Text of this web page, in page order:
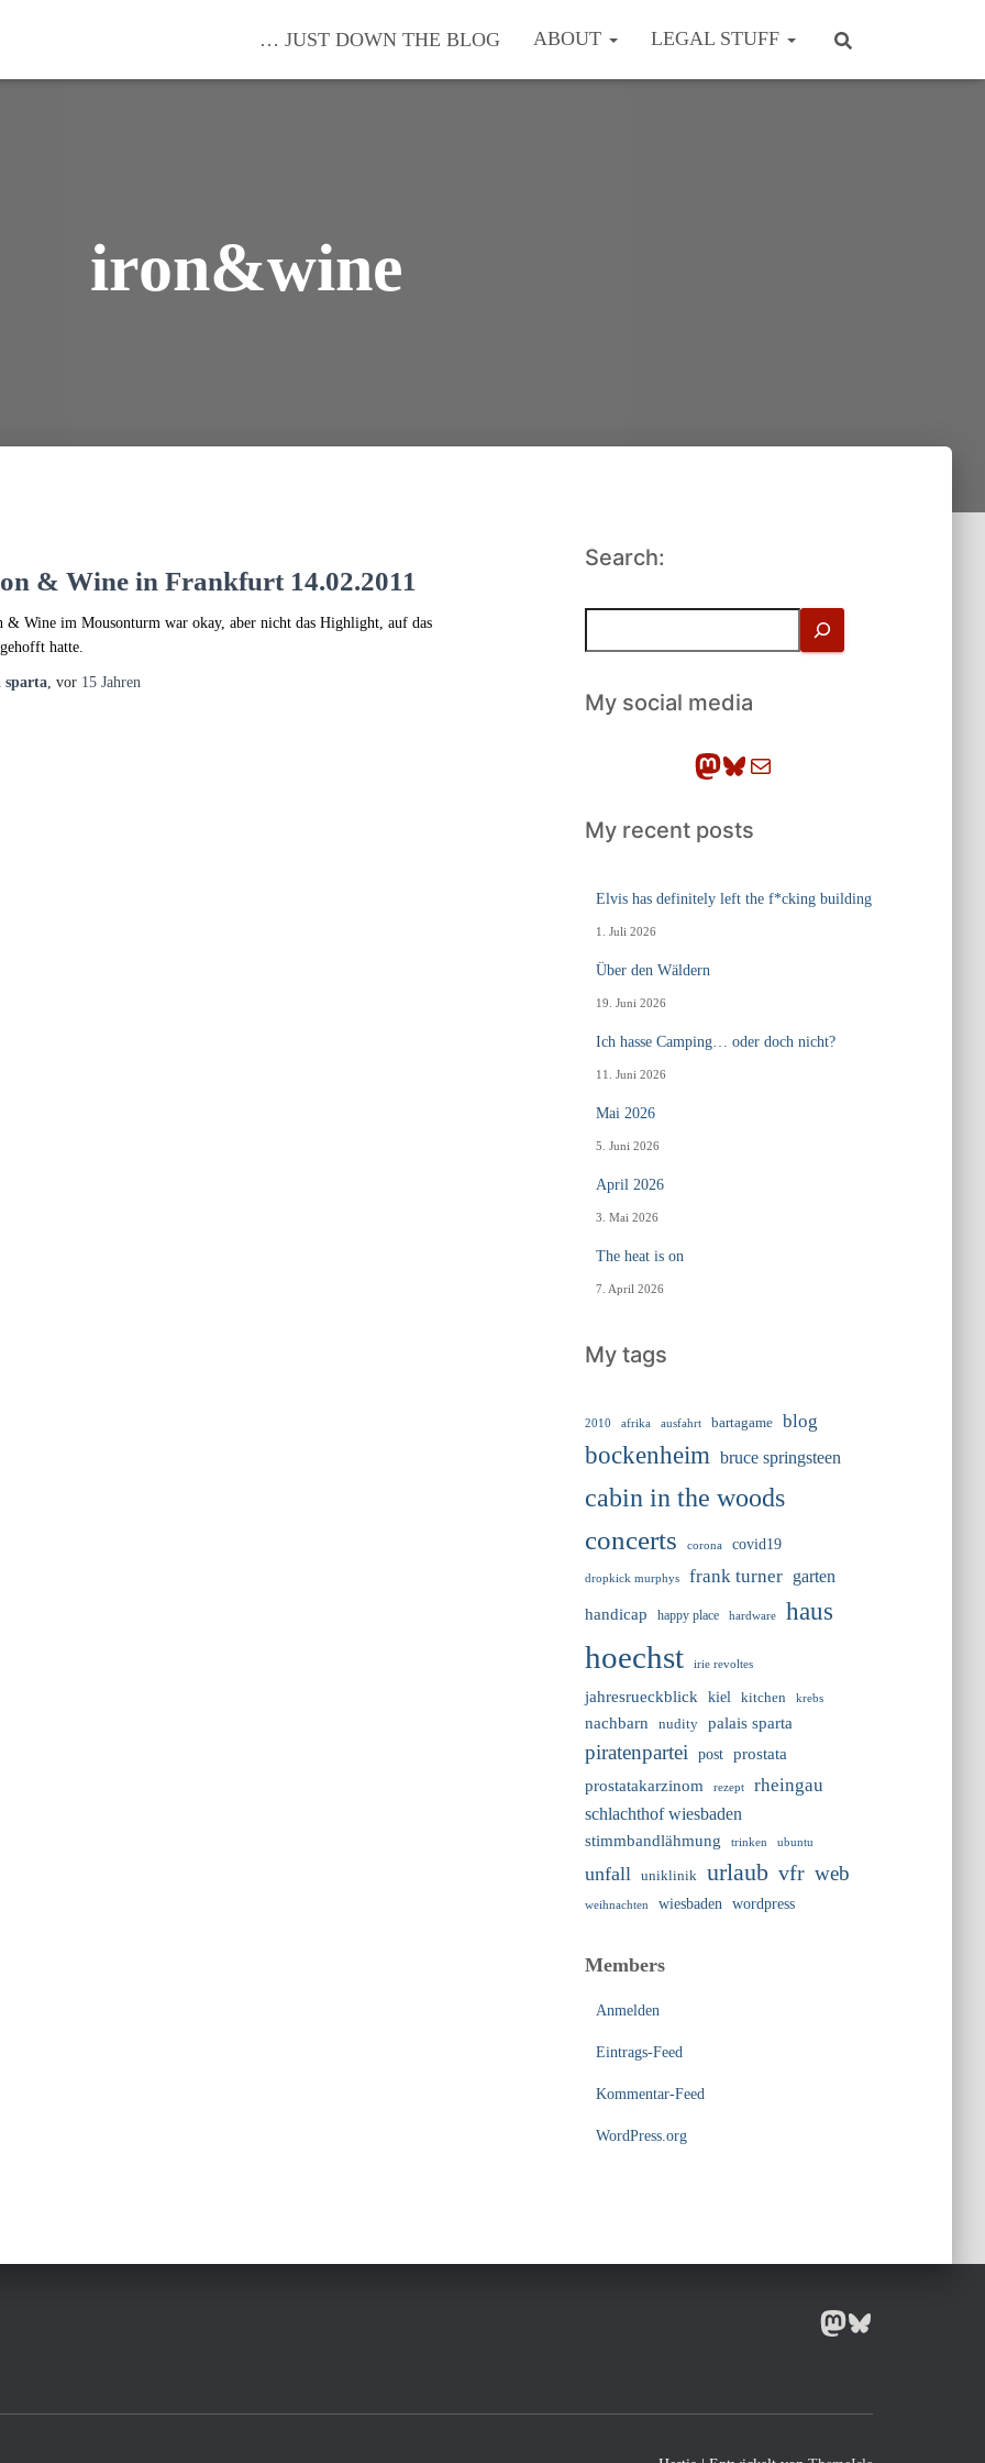
… JUST DOWN THE BLOG ABOUT LEGAL STUFF
iron&wine
& Wine in Frankfurt 14.02.2011
& Wine im Mousonturm war okay, aber nicht das Highlight, auf das
hatte.
sparta, vor 15 Jahren
Search:
h
eMy social media
Mastodon Bluesky E-Mail
My recent posts
Elvis has definitely left the f*cking building
1. Juli 2026
Über den Wäldern
19. Juni 2026
Ich hasse Camping… oder doch nicht?
11. Juni 2026
Mai 2026
5. Juni 2026
April 2026
3. Mai 2026
The heat is on
7. April 2026
My tags
2010 afrika ausfahrt bartagame blog
bockenheim bruce springsteen
cabin in the woods
concerts
corona covid19
dropkick murphys frank turner
garten
handicap
happy place hardware haus
hoechst irie revoltes
jahresrueckblick kiel kitchen krebs
nachbarn nudity palais sparta
piratenpartei post
prostata
prostatakarzinom
rezept rheingau
schlachthof wiesbaden
stimmbandlähmung trinken ubuntu
unfall uniklinik urlaub vfr web
weihnachten wiesbaden wordpress
Members
Anmelden
Eintrags-Feed
Kommentar-Feed
WordPress.org
MASTODON